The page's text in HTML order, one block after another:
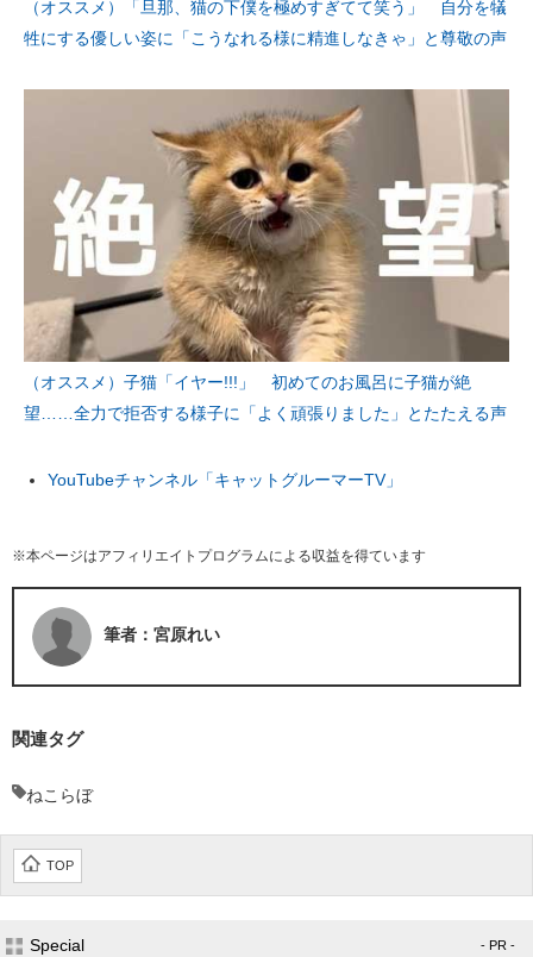
（オススメ）「旦那、猫の下僕を極めすぎてて笑う」 自分を犠
牲にする優しい姿に「こうなれる様に精進しなきゃ」と尊敬の声
（オススメ）子猫「イヤー!!!」 初めてのお風呂に子猫が絶
望……全力で拒否する様子に「よく頑張りました」とたたえる声
YouTubeチャンネル「キャットグルーマーTV」
※本ページはアフィリエイトプログラムによる収益を得ています
筆者：宮原れい
関連タグ
ねこらぼ
TOP
Special - PR -